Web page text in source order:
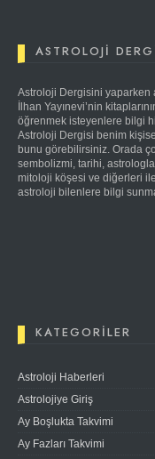
ASTROLOJI
Astroloji Dergisini yaparken
İlhan Yayınevi’nin
öğrenmek isteyenlere bilgi
Astroloji Dergisi benim
bunu görebilirsiniz. Orada
sembolizmi, tarihi,
mitoloji köşesi ve diğerleri
astroloji bilenlere bilgi
KATEGORILER
Astroloji Haberleri
Astrolojiye Giriş
Ay Boşlukta Takvimi
Ay Fazları Takvimi